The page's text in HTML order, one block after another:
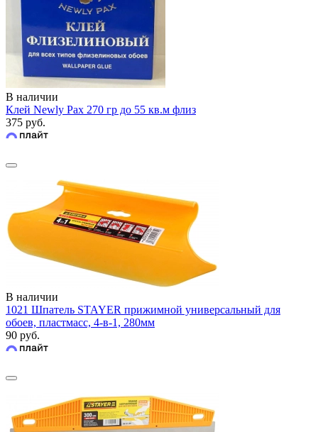
В наличии
Клей Newly Pax 270 гр до 55 кв.м флиз
375 руб.
В наличии
1021 Шпатель STAYER прижимной универсальный для
обоев, пластмасс, 4-в-1, 280мм
90 руб.